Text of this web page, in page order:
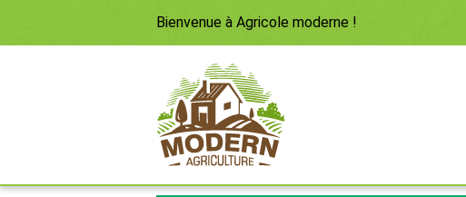
Bienvenue à Agricole moderne !